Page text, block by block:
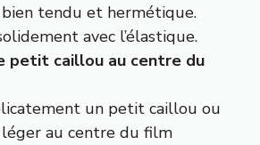
bien tendu et hermétique.
avec l’élastique.
petit caillou au centre du
un petit caillou ou
au centre du film